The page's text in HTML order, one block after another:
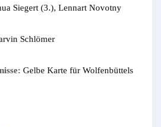
Siegert (3.), Lennart Novotny
Schlömer
Gelbe Karte für Wolfenbüttels